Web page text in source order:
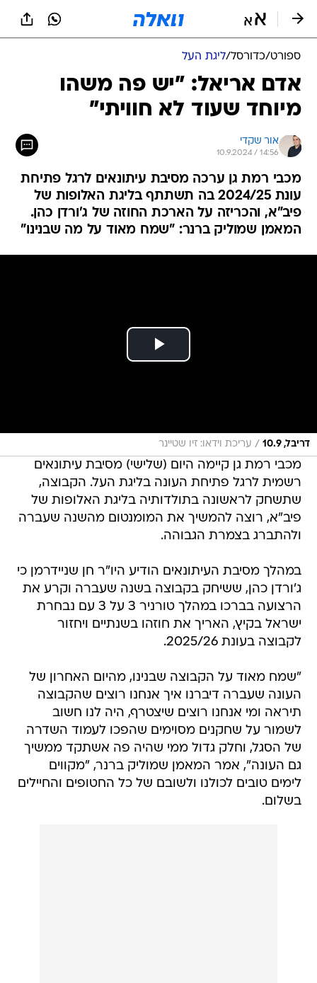
ספורט/כדורסל/ליגת העל
אדם אריאל: "יש פה משהו
מיוחד שעוד לא חוויתי"
אור שקדי
10.9.2024 / 14:56
מכבי רמת גן ערכה מסיבת עיתונאים לרגל פתיחת
עונת 2024/25 בה תשתתף בליגת האלופות של
פיב"א, והכריזה על הארכת החוזה של ג'ורדן כהן.
המאמן שמוליק ברנר: "שמח מאוד על מה שבנינו"
דריבל, 10.9 / עריכת וידאו: זיו שטיינר
מכבי רמת גן קיימה היום (שלישי) מסיבת עיתונאים
רשמית לרגל פתיחת העונה בליגת העל. הקבוצה,
שתשחק לראשונה בתולדותיה בליגת האלופות של
פיב"א, רוצה להמשיך את המומנטום מהשנה שעברה
ולהתברג בצמרת הגבוהה.
במהלך מסיבת העיתונאים הודיע היו"ר חן שניידרמן כי
ג'ורדן כהן, ששיחק בקבוצה בשנה שעברה וקרע את
הרצועה בברכו במהלך טורניר 3 על 3 עם נבחרת
ישראל בקיץ, האריך את חוזהו בשנתיים ויחזור
לקבוצה בעונת 2025/26.
"שמח מאוד על הקבוצה שבנינו, מהיום האחרון של
העונה שעברה דיברנו איך אנחנו רוצים שהקבוצה
תיראה ומי אנחנו רוצים שיצטרף, היה לנו חשוב
לשמור על שחקנים מסוימים שהפכו לעמוד השדרה
של הסגל, וחלק גדול ממי שהיה פה אשתקד ממשיך
גם העונה", אמר המאמן שמוליק ברנר, "מקווים
לימים טובים לכולנו ולשובם של כל החטופים והחיילים
בשלום.